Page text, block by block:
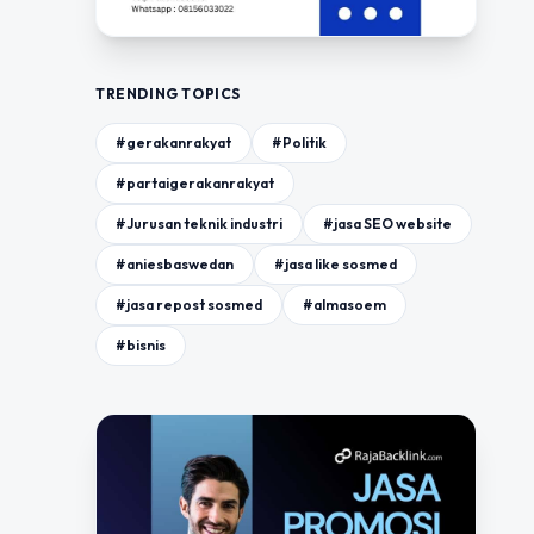
TRENDING TOPICS
#gerakanrakyat #Politik
#partaigerakanrakyat
#Jurusan teknik industri #jasa SEO website
#aniesbaswedan #jasa like sosmed
#jasa repost sosmed #almasoem
#bisnis